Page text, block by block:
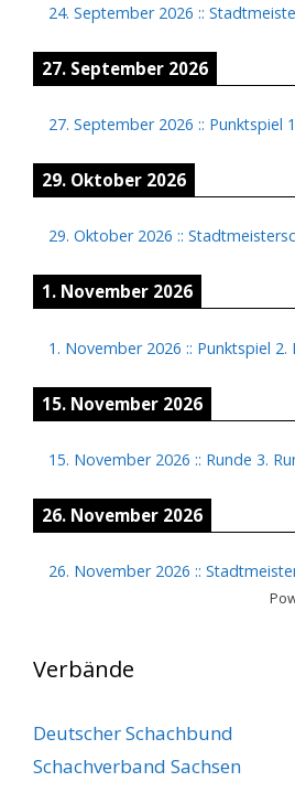
24. September 2026 ::
27. September 2026
27. September 2026 :: Punktspiel
29. Oktober 2026
29. Oktober 2026 ::
1. November 2026
1. November 2026 :: Punktspiel 2.
15. November 2026
15. November 2026 :: Runde 3.
26. November 2026
26. November 2026 ::
Verbände
Deutscher Schachbund
Schachverband Sachsen